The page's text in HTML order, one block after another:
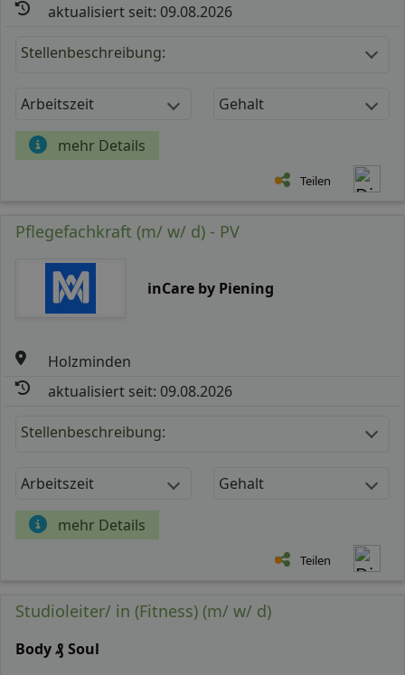
aktualisiert seit: 09.08.2026
Stellenbeschreibung:
Arbeitszeit Gehalt
mehr Details
Teilen
Pflegefachkraft (m/ w/ d) - PV
inCare by Piening
Holzminden
aktualisiert seit: 09.08.2026
Stellenbeschreibung:
Arbeitszeit Gehalt
mehr Details
Teilen
Studioleiter/ in (Fitness) (m/ w/ d)
Body ₰ Soul